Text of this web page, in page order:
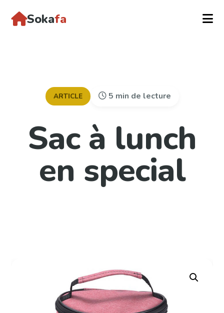
Sokafa
ARTICLE 5 min de lecture
Sac à lunch
en special